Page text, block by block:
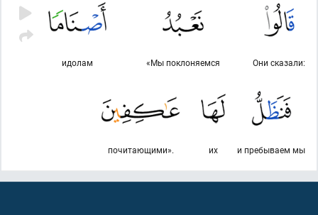
Они сказали:
«Мы поклоняемся
идолам
и пребываем мы
их
почитающими».